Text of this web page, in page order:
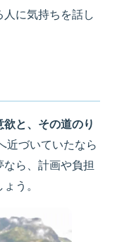
に気持ちを話し
と、その道のり
近づいていたなら
ら、計画や負担
う。